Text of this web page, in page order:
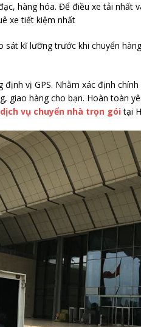
hàng hóa. Để điều xe tải nhất
xe tiết kiệm nhất
sát kĩ lưỡng trước khi chuyển
vị GPS. Nhằm xác định
giao hàng cho bạn. Hoàn toàn
dịch vụ chuyển nhà trọn gói tại